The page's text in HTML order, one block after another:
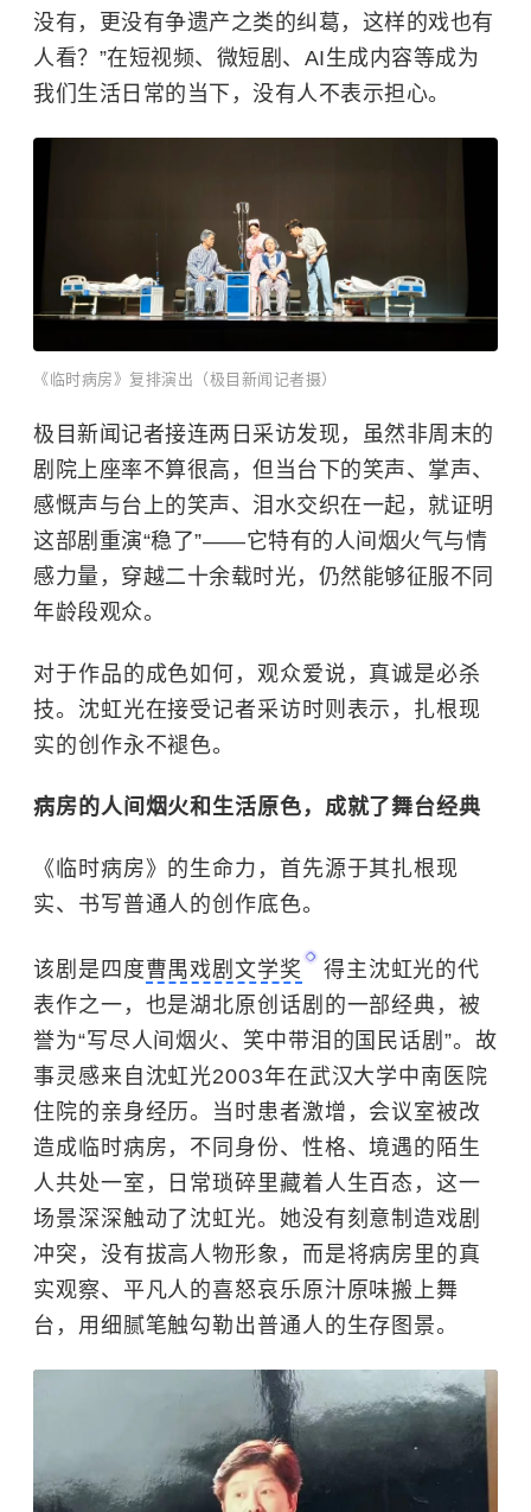
没有，更没有争遗产之类的纠葛，这样的戏也有
人看？”在短视频、微短剧、AI生成内容等成为
我们生活日常的当下，没有人不表示担心。
《临时病房》复排演出（极目新闻记者摄）
极目新闻记者接连两日采访发现，虽然非周末的
剧院上座率不算很高，但当台下的笑声、掌声、
感慨声与台上的笑声、泪水交织在一起，就证明
这部剧重演“稳了”——它特有的人间烟火气与情
感力量，穿越二十余载时光，仍然能够征服不同
年龄段观众。
对于作品的成色如何，观众爱说，真诚是必杀
技。沈虹光在接受记者采访时则表示，扎根现
实的创作永不褪色。
病房的人间烟火和生活原色，成就了舞台经典
《临时病房》的生命力，首先源于其扎根现
实、书写普通人的创作底色。
该剧是四度 曹禺戏剧文学奖
得主沈虹光的代
表作之一，也是湖北原创话剧的一部经典，被
誉为“写尽人间烟火、笑中带泪的国民话剧”。故
事灵感来自沈虹光2003年在武汉大学中南医院
住院的亲身经历。当时患者激增，会议室被改
造成临时病房，不同身份、性格、境遇的陌生
人共处一室，日常琐碎里藏着人生百态，这一
场景深深触动了沈虹光。她没有刻意制造戏剧
冲突，没有拔高人物形象，而是将病房里的真
实观察、平凡人的喜怒哀乐原汁原味搬上舞
台，用细腻笔触勾勒出普通人的生存图景。